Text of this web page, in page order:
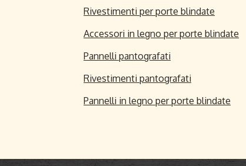
Rivestimenti per porte blindate
Accessori in legno per porte blindate
Pannelli pantografati
Rivestimenti pantografati
Pannelli in legno per porte blindate